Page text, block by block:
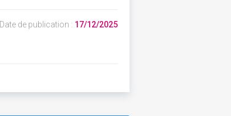
Date de publication : 17/12/2025